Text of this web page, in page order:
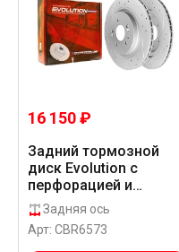
16 150 ₽
Задний тормозной
диск Evolution с
перфорацией и
насечками в покрытии
GEOMET для Hyundai
SANTA FE KRUSPS118
Задняя ось
Арт: CBR6573